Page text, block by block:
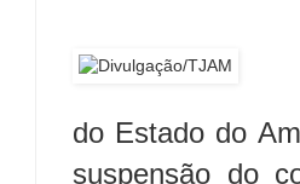
do Estado do
suspensão do